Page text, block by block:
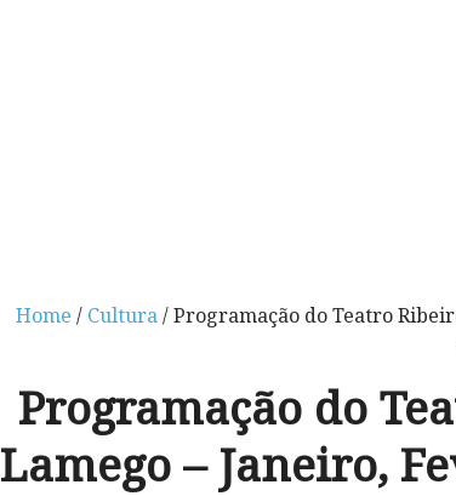
Home / Cultura/ Programação do Teatro
Programação do
Lamego – Janeiro,